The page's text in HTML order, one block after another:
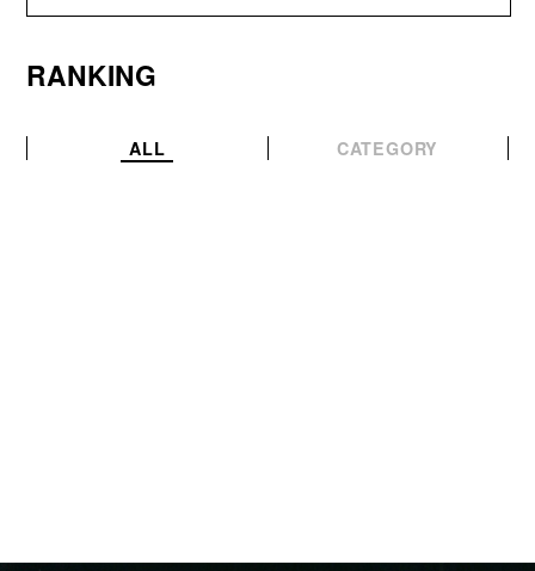
RANKING
ALL CATEGORY